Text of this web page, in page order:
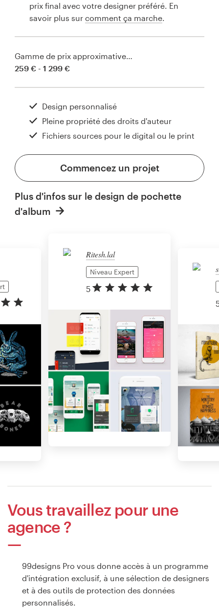
Ritesh.lal
Niveau Expert
5
prix final avec votre designer préféré. En
savoir plus sur comment ça marche
Gamme de prix approximative…
259 € - 1 299 €
Design personnalisé
Pleine propriété des droits d'auteur
Fichiers sources pour le digital ou le print
Commencez un projet
Plus d'infos sur le design de pochette
d'album
Vous travaillez pour une
agence ?
99designs Pro vous donne accès à un programme
d'intégration exclusif, à une sélection de designers
et à des outils de protection des données
personnalisés.